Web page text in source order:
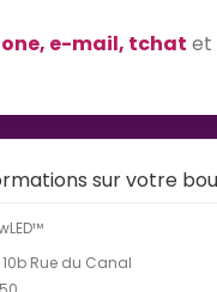
e-mail, tchat et
sur votre
10b Rue du Canal